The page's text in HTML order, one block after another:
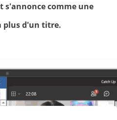
s'annonce comme une
plus d'un titre.